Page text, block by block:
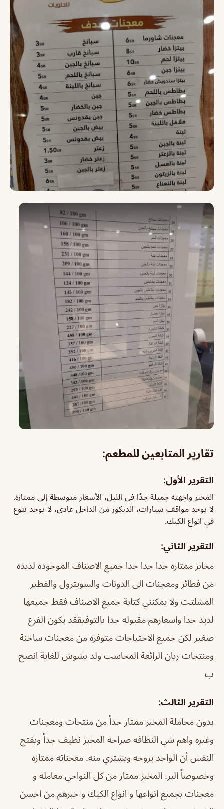
تقارير المتابعين للمطعم:
التقرير الأول:
المخبز واجهته جميلة جدًا في الليل، الأسعار متوسطة إلى ممتازة.
لا يوجد مواقف سيارات، الديكور من الداخل عادي، لا يوجد تنوع
في انواع الكيك.
التقرير الثاني:
مخابز ممتازه جدا جدا جدا جميع الاصناف الموجوده لذيذة
من فطائر ومعجنات الى الدونات والسويترول والفطير
المشلتت ولا يمكنني كتابة جميع الاصناف فقط جميعها
لذيذ جدا واسعارهم مقبوله جدا بالتوفيققد يكون الفرع
صغير لكن جميع الاحتياجات متوفرة من معجنات ساخنة
ومنتجات ريان الرائعة المحاسب ولد بشوش للغاية انصح
ب
التقرير الثالث:
بدون مجاملة المخبز ممتاز جداً من منتجات ومعجنات
وغيره واهم شي النظافه صراحه المخبز نظيف جداً ويفتح
النفس أن الواحد يروحه ويشتري منه. معجناته ممتازه
وخصوصاً البر. المخبز ممتاز من كل النواحي معامله و
معجنات بجميع انواعها و انواع الكيك و خبزهم من احسن